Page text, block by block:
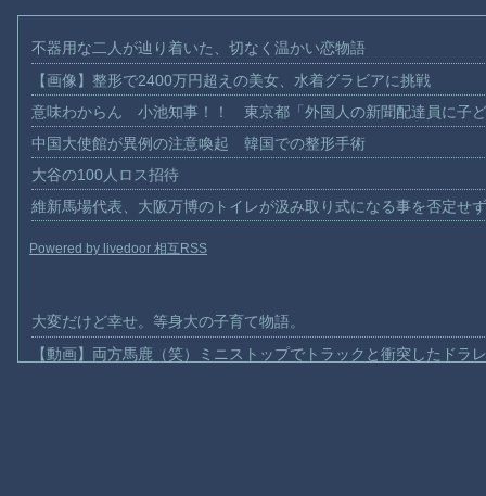
不器用な二人が辿り着いた、切なく温かい恋物語
【画像】整形で2400万円超えの美女、水着グラビアに挑戦
意味わからん 小池知事！！ 東京都「外国人の新聞配達員に子
中国大使館が異例の注意喚起 韓国での整形手術
大谷の100人ロス招待
維新馬場代表、大阪万博のトイレが汲み取り式になる事を否定せ
Powered by livedoor 相互RSS
大変だけど幸せ。等身大の子育て物語。
【動画】両方馬鹿（笑）ミニストップでトラックと衝突したドラ